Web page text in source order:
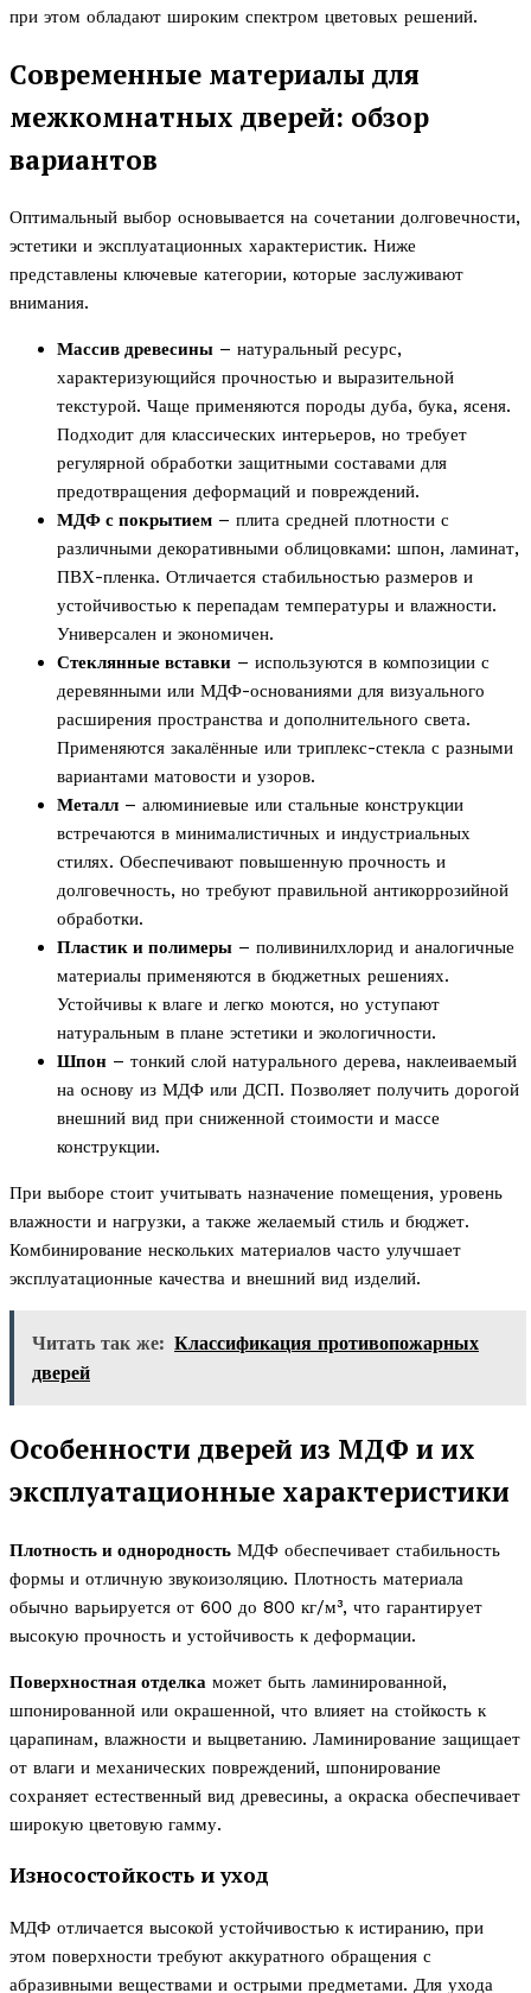
при этом обладают широким спектром цветовых решений.
Современные материалы для
межкомнатных дверей: обзор
вариантов
Оптимальный выбор основывается на сочетании долговечности,
эстетики и эксплуатационных характеристик. Ниже
представлены ключевые категории, которые заслуживают
внимания.
Массив древесины – натуральный ресурс,
характеризующийся прочностью и выразительной
текстурой. Чаще применяются породы дуба, бука, ясеня.
Подходит для классических интерьеров, но требует
регулярной обработки защитными составами для
предотвращения деформаций и повреждений.
МДФ с покрытием – плита средней плотности с
различными декоративными облицовками: шпон, ламинат,
ПВХ-пленка. Отличается стабильностью размеров и
устойчивостью к перепадам температуры и влажности.
Универсален и экономичен.
Стеклянные вставки – используются в композиции с
деревянными или МДФ-основаниями для визуального
расширения пространства и дополнительного света.
Применяются закалённые или триплекс-стекла с разными
вариантами матовости и узоров.
Металл – алюминиевые или стальные конструкции
встречаются в минималистичных и индустриальных
стилях. Обеспечивают повышенную прочность и
долговечность, но требуют правильной антикоррозийной
обработки.
Пластик и полимеры – поливинилхлорид и аналогичные
материалы применяются в бюджетных решениях.
Устойчивы к влаге и легко моются, но уступают
натуральным в плане эстетики и экологичности.
Шпон – тонкий слой натурального дерева, наклеиваемый
на основу из МДФ или ДСП. Позволяет получить дорогой
внешний вид при сниженной стоимости и массе
конструкции.
При выборе стоит учитывать назначение помещения, уровень
влажности и нагрузки, а также желаемый стиль и бюджет.
Комбинирование нескольких материалов часто улучшает
эксплуатационные качества и внешний вид изделий.
Читать так же: Классификация противопожарных
дверей
Особенности дверей из МДФ и их
эксплуатационные характеристики
Плотность и однородность МДФ обеспечивает стабильность
формы и отличную звукоизоляцию. Плотность материала
обычно варьируется от 600 до 800 кг/м³, что гарантирует
высокую прочность и устойчивость к деформации.
Поверхностная отделка может быть ламинированной,
шпонированной или окрашенной, что влияет на стойкость к
царапинам, влажности и выцветанию. Ламинирование защищает
от влаги и механических повреждений, шпонирование
сохраняет естественный вид древесины, а окраска обеспечивает
широкую цветовую гамму.
Износостойкость и уход
МДФ отличается высокой устойчивостью к истиранию, при
этом поверхности требуют аккуратного обращения с
абразивными веществами и острыми предметами. Для ухода